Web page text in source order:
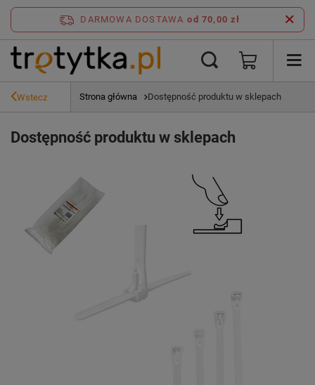
DARMOWA DOSTAWA od 70,00 zł
Wstecz Strona główna Dostępność produktu w sklepach
Dostępność produktu w sklepach